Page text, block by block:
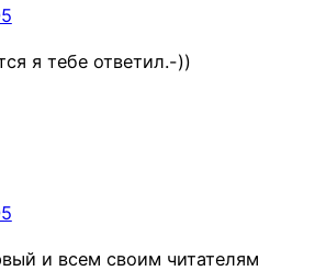
я тебе ответил.-))
и всем своим читателям